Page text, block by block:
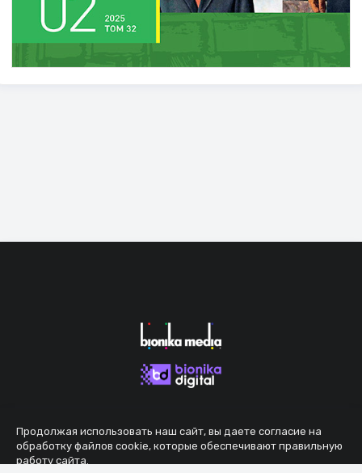
Продолжая использовать наш сайт, вы даете согласие на
обработку файлов cookie, которые обеспечивают правильную
работу сайта.